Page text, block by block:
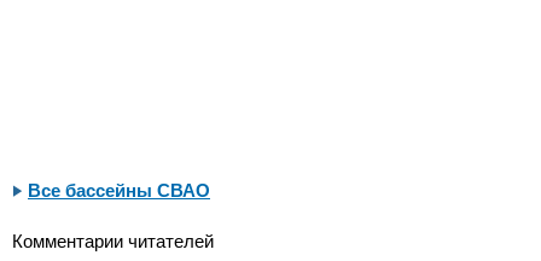
Все бассейны СВАО
Комментарии читателей